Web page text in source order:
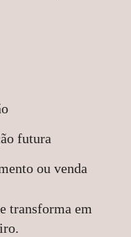
futura
ou venda
transforma em